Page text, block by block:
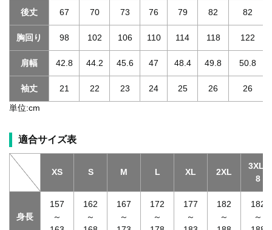
後丈 67 70 73 76 79 82 82
胸回り 98 102 106 110 114 118 122
肩幅 42.8 44.2 45.6 47 48.4 49.8 50.8
袖丈 21 22 23 24 25 26
26
単位:cm
適合サイズ表
XS S M L XL 2XL
3XL-
8
身長
157
～
162
～
167
～
172
～
177
～
182
～
182
～